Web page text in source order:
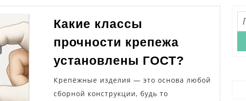
Какие классы
прочности крепежа
установлены ГОСТ? Какие
классы
Крепёжные изделия — это основа любой
сборной конструкции, будь то